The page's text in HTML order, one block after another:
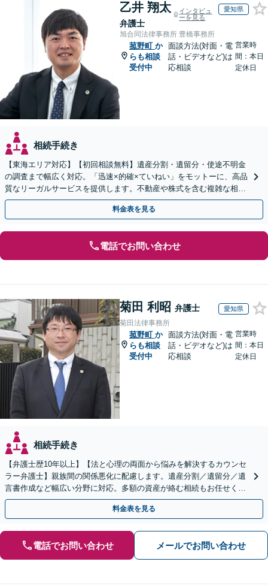
乙井 翔太
弁護士
インタビュ
ーを見る
愛知県
旭合同法律事務所 豊橋事務所
菰野町 か
らも相談
受付中
面談方法(対面・電
話・ビデオなど)は
応相談
営業時
間：本日
定休日
相続手続き
【東海エリア対応】【初回相談無料】遺産分割・遺留分・使途不明金
の調査まで幅広く対応。「迅速×的確×ていねい」をモットーに、高品
質なリーガルサービスを提供します。不動産や株式を含む複雑な相続
もお任せください【休日・夜間対応OK】
料金表を見る
電話でお問い合わせ
菊田 利昭 弁護士 愛知県
菊田法律事務所
菰野町 か
らも相談
受付中
面談方法(対面・電
話・ビデオなど)は
応相談
営業時
間：本日
定休日
相続手続き
【弁護士歴10年以上】【法と心理の両面から悩みを解決するカウンセ
ラー弁護士】親族間の関係悪化に配慮します。遺産分割／遺留分／遺
言書作成など幅広い分野に対応。多額の資産が絡む相続もお任せくだ
さい。【夜間・休日の相談可能】【駐車場完備】
料金表を見る
電話でお問い合わせ メールでお問い合わせ